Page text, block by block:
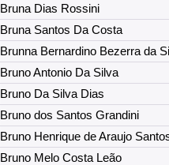
Bruna Dias Rossini
Bruna Santos Da Costa
Brunna Bernardino Bezerra da
Bruno Antonio Da Silva
Bruno Da Silva Dias
Bruno dos Santos Grandini
Bruno Henrique de Araujo
Bruno Melo Costa Leão